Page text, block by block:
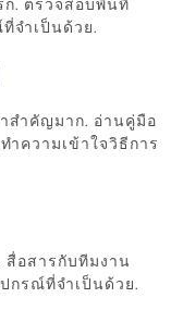
. ตรวจสอบพื้นที่
จำเป็นด้วย.
สำคัญมาก. อ่านคู่มือ
ความเข้าใจวิธีการ
อสารกับทีมงาน
กรณ์ที่จำเป็นด้วย.